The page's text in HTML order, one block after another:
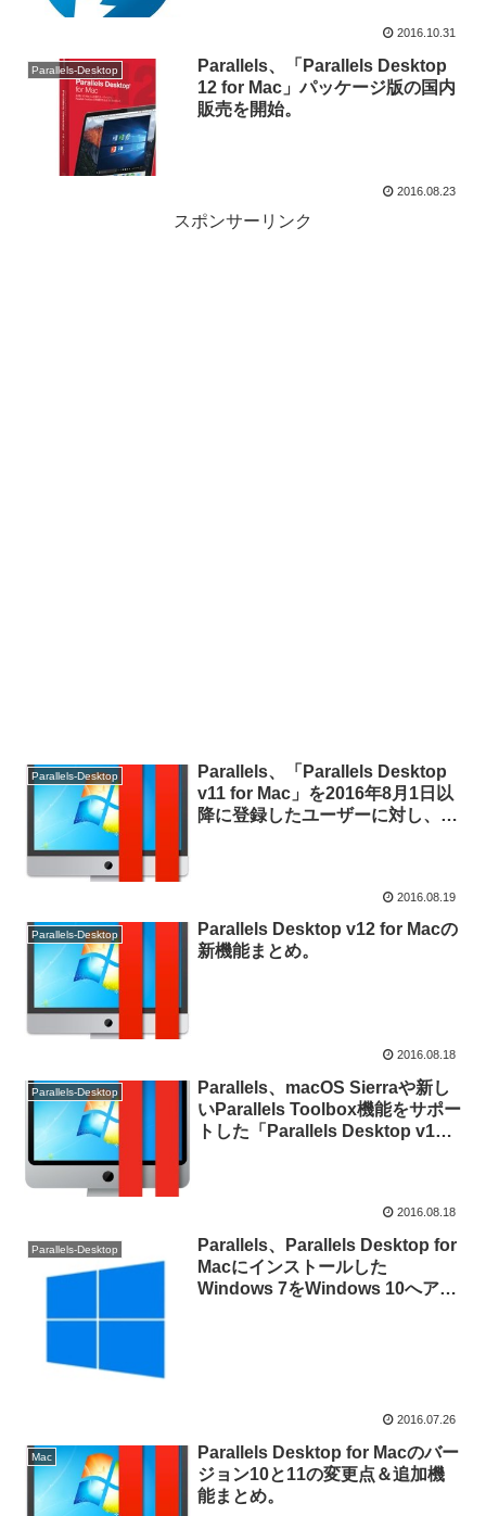
2016.10.31
Parallels-Desktop
Parallels、「Parallels Desktop
12 for Mac」パッケージ版の国内
販売を開始。
2016.08.23
スポンサーリンク
Parallels-Desktop
Parallels、「Parallels Desktop
v11 for Mac」を2016年8月1日以
降に登録したユーザーに対し、無
2016.08.19
Parallels-Desktop
Parallels Desktop v12 for Macの
新機能まとめ。
2016.08.18
Parallels-Desktop
Parallels、macOS Sierraや新し
いParallels Toolbox機能をサポー
トした「Parallels Desktop v12
2016.08.18
Parallels-Desktop
Parallels、Parallels Desktop for
Macにインストールした
Windows 7をWindows 10へアッ
2016.07.26
Mac
Parallels Desktop for Macのバー
ジョン10と11の変更点＆追加機
能まとめ。